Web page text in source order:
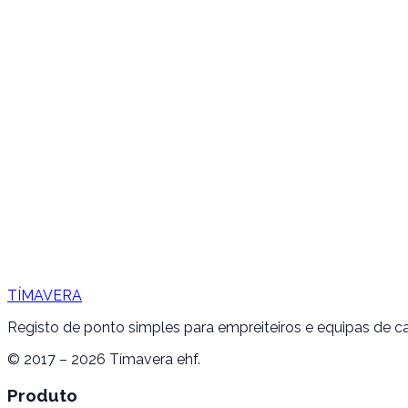
TÍMAVERA
Registo de ponto simples para empreiteiros e equipas de
© 2017 – 2026 Tímavera ehf.
Produto